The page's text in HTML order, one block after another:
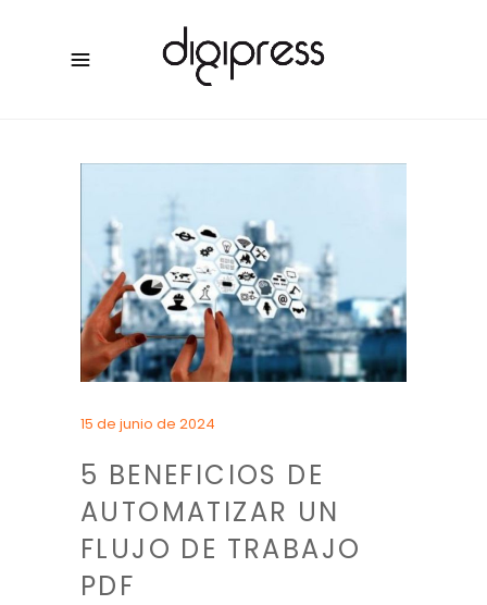
15 de junio de 2024
5 BENEFICIOS DE
AUTOMATIZAR UN
FLUJO DE TRABAJO
PDF